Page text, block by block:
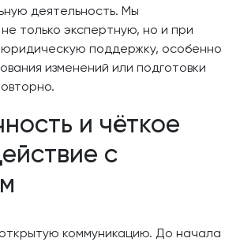
деятельность. Мы
только экспертную, но и при
поддержку, особенно
изменений или подготовки
и чёткое
с
коммуникацию. До начала